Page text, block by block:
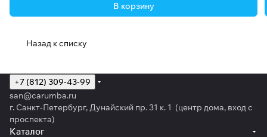
В корзину
Назад к списку
+7 (812) 309-43-99
san@carumba.ru
г. Санкт-Петербург, Дунайский пр. 31 к. 1 (центр дома, вход с
проспекта)
Каталог